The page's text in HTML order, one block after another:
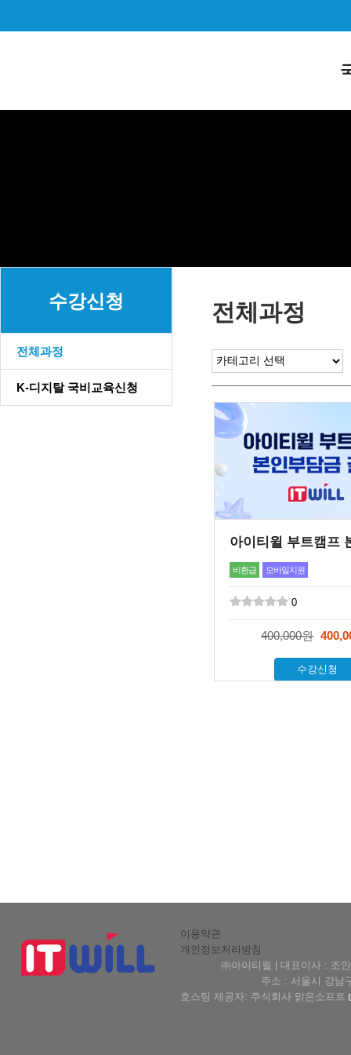
수강신청
전체과정
K-디지탈 국비교육신청
전체과정
비환급 모바일지원
0
400,000원
수강신청
이용약관
개인정보처리방침
㈜아이티윌 | 대표이사 : 조
주소 : 서울시 강남
호스팅 제공자: 주식회사 맑은소프트